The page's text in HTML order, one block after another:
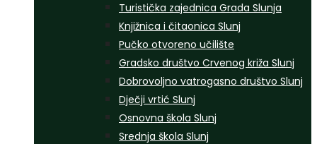
Turistička zajednica Grada Slunja
Knjižnica i čitaonica Slunj
Pučko otvoreno učilište
Gradsko društvo Crvenog križa Slunj
Dobrovoljno vatrogasno društvo Slunj
Dječji vrtić Slunj
Osnovna škola Slunj
Srednja škola Slunj